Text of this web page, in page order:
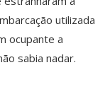
utilizada
ocupante a
sabia nadar.